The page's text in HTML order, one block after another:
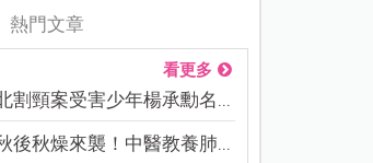
熱門文章
看更多
割頸案受害少年楊承勳名...
後秋燥來襲！中醫教養肺...